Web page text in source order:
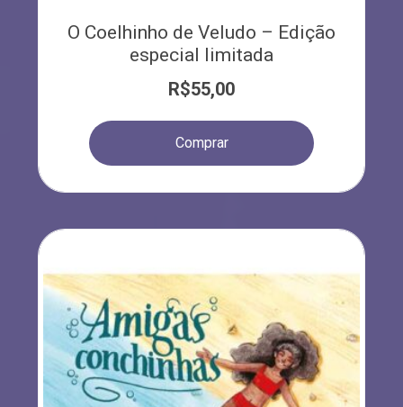
O Coelhinho de Veludo – Edição
especial limitada
R$55,00
Comprar